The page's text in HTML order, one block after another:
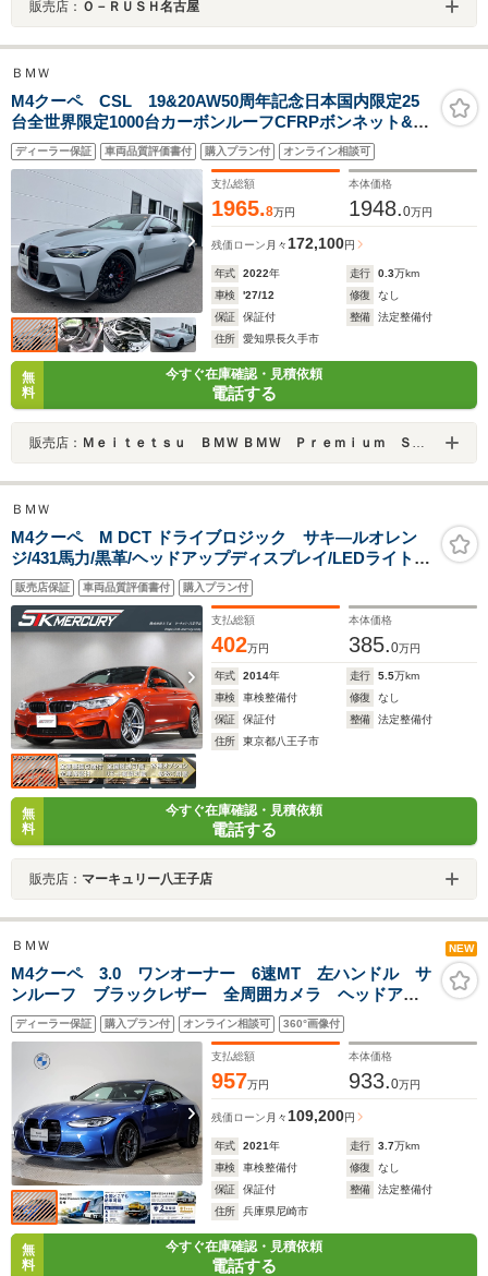
販売店： Ｏ－ＲＵＳＨ名古屋
ＢＭＷ
M4クーペ CSL 19&20AW50周年記念日本国内限定25
台全世界限定1000台カーボンルーフCFRPボンネット&ト
ランクMカーボンフルバケットシートMカーボンセラミッ
クブレーキCSL専用サスペンション禁煙認定中古車
ディーラー保証 車両品質評価書付 購入プラン付 オンライン相談可
支払総額
1965.8万円
本体価格
1948.0万円
残価ローン 月々172,100円
年式 2022年 走行 0.3万km
車検
'27/12 修復
なし
保証
保証付 整備
法定整備付
住所
愛知県長久手市
無
料
今すぐ在庫確認・見積依頼
電話する
販売店： Ｍｅｉｔｅｔｓｕ ＢＭＷ ＢＭＷ Ｐｒｅｍｉｕｍ Ｓｅｌｅｃｔｉｏｎ 長久手
ＢＭＷ
M4クーペ M DCT ドライブロジック サキ―ルオレン
ジ/431馬力/黒革/ヘッドアップディスプレイ/LEDライト/
純正19AW/カーボンルーフ/純正ナビ/バックカメラ/地デ
ジ/Bluetooth/パドル/シートヒーター/インテリジェントセ
ーフティ/クルコン
販売店保証 車両品質評価書付 購入プラン付
支払総額
402万円
本体価格
385.0万円
年式 2014年 走行 5.5万km
車検
車検整備付 修復
なし
保証
保証付 整備
法定整備付
住所
東京都八王子市
無
料
今すぐ在庫確認・見積依頼
電話する
販売店： マーキュリー八王子店
ＢＭＷ NEW
M4クーペ 3.0 ワンオーナー 6速MT 左ハンドル サ
ンルーフ ブラックレザー 全周囲カメラ ヘッドアッ
プディスプレイ レッドキャリパー シートヒーター
クルーズコントロール フルセグTV アンビエントライ
ディーラー保証 購入プラン付 オンライン相談可 360°画像付
支払総額
957万円
本体価格
933.0万円
残価ローン 月々 109,200円
年式 2021年 走行 3.7万km
車検
車検整備付 修復
なし
保証
保証付 整備
法定整備付
住所
兵庫県尼崎市
無
料
今すぐ在庫確認・見積依頼
電話する